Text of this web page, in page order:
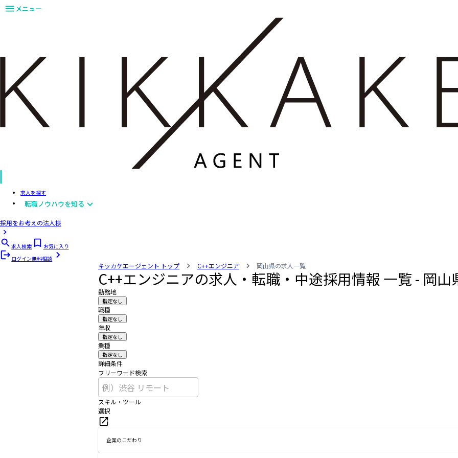
メニュー
求人を探す
転職ノウハウを知る
採用をお考えの法人様
求人検索
お気に入り
ログイン無料相談
キッカケエージェント トップ C++エンジニア 岡山県の求人一覧
C++エンジニアの求人・転職・中途採用情報 一覧 - 岡山
勤務地
指定なし
職種
指定なし
年収
指定なし
業種
指定なし
詳細条件
フリーワード検索
スキル・ツール
選択
企業のこだわり